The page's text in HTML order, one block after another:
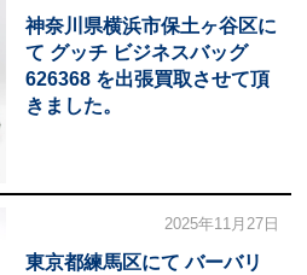
神奈川県横浜市保土ヶ谷区に
て グッチ ビジネスバッグ
626368 を出張買取させて頂
きました。
2025年11月27日
東京都練馬区にて バーバリ